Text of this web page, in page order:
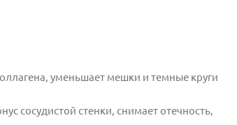
уменьшает мешки и темные круги
сосудистой стенки, снимает отечность,